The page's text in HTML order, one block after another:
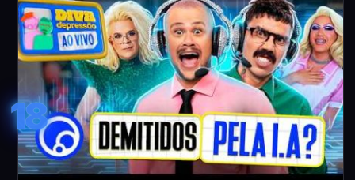
18